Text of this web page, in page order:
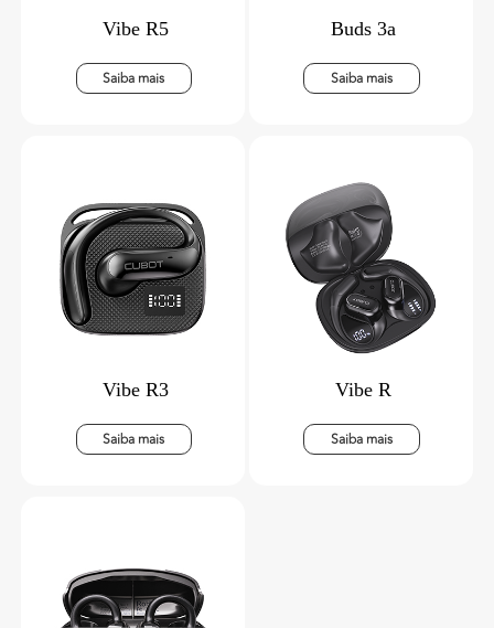
Vibe R5
Saiba mais
Buds 3a
Saiba mais
Vibe R3
Saiba mais
Vibe R
Saiba mais